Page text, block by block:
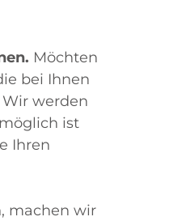
Möchten
bei Ihnen
werden
ist
Ihren
machen wir